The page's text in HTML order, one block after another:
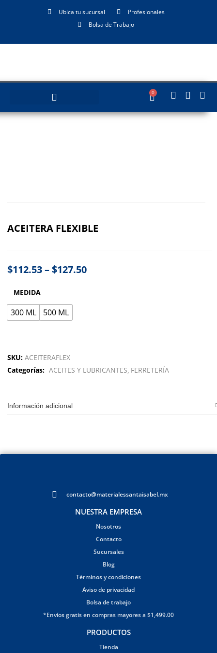
Ubica tu sucursal
Profesionales
Bolsa de Trabajo
0
ACEITERA FLEXIBLE
$112.53–$127.50
MEDIDA
300 ML 500 ML
SKU: ACEITERAFLEX
Categorías: ACEITES Y LUBRICANTES FERRETERÍA
Información adicional
contacto@materialessantaisabel.mx
NUESTRA EMPRESA
Nosotros
Contacto
Sucursales
Blog
Términos y condiciones
Aviso de privacidad
Bolsa de trabajo
*Envíos gratis en compras mayores a $1,499.00
PRODUCTOS
Tienda